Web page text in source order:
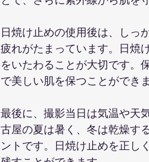
日焼け止めの使用後は、しっ
疲れがたまっています。日焼
をいたわることが大切です。
で美しい肌を保つことができま
最後に、撮影当日は気温や天
古屋の夏は暑く、冬は乾燥す
ントです。日焼け止めを正し